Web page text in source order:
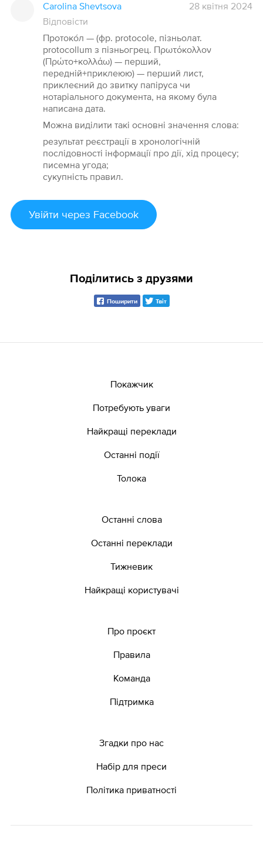
Carolina Shevtsova
28 квітня 2024
Відповісти
Протоко́л — (фр. protocole, пізньолат.
protocollum з пізньогрец. Πρωτόκολλον
(Πρώτο+κολλάω) — перший,
передній+приклеюю) — перший лист,
приклеєний до звитку папіруса чи
нотаріального документа, на якому була
написана дата.
Можна виділити такі основні значення слова:
результат реєстрації в хронологічній
послідовності інформації про дії, хід процесу;
писемна угода;
сукупність правил.
Увійти через Facebook
Поділитись з друзями
Поширити Твіт
Покажчик
Потребують уваги
Найкращі переклади
Останні події
Толока
Останні слова
Останні переклади
Тижневик
Найкращі користувачі
Про проєкт
Правила
Команда
Підтримка
Згадки про нас
Набір для преси
Політика приватності